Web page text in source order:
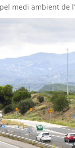
medi ambient de